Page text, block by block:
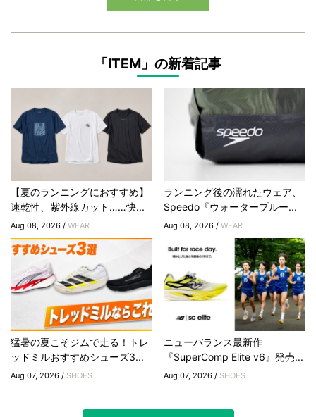
「ITEM」の新着記事
【夏のランニングにおすすめ】
速乾性、紫外線カット……快...
Aug 08, 2026 / WEAR
ランニング後の濡れたウェア、
Speedo『ウォータープルー...
Aug 08, 2026 /WEAR
猛暑の夏こそジムで走る！トレ
ッドミルおすすめシューズ3...
Aug 07, 2026 / SHOES
ニューバランス最新作
『SuperComp Elite v6』発売...
Aug 07, 2026 / SHOES